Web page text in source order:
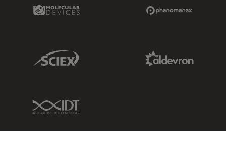
Molecular Devices Link
Sciex Link
IDT Link